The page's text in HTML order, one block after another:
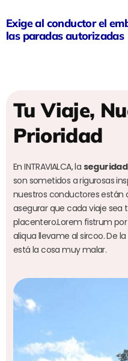
Exige al conductor el
las paradas autorizadas
Tu Viaje,
Prioridad
En INTRAVIALCA, la seguridad
son sometidos a rigurosas
nuestros conductores
asegurar que cada viaje sea
placentero.Lorem fistrum
aliqua llevame al sircoo. De
está la cosa muy malar.